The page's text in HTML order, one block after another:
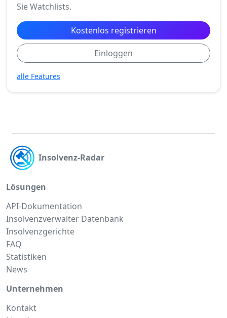
Sie Watchlists.
Kostenlos registrieren
Einloggen
alle Features
Insolvenz-Radar
Lösungen
API-Dokumentation
Insolvenzverwalter Datenbank
Insolvenzgerichte
FAQ
Statistiken
News
Unternehmen
Kontakt